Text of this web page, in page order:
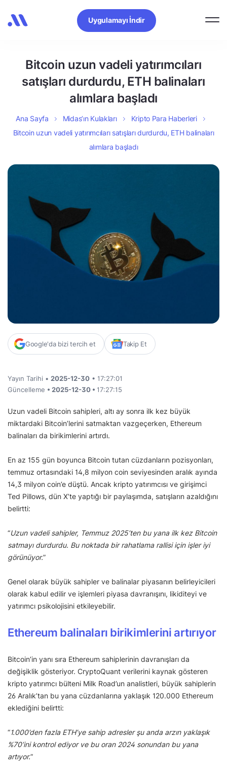
Uygulamayı İndir
Bitcoin uzun vadeli yatırımcıları
satışları durdurdu, ETH balinaları
alımlara başladı
Ana Sayfa Midas’ın Kulakları
Kripto Para Haberleri
Bitcoin uzun vadeli yatırımcıları satışları durdurdu, ETH balinaları
alımlara başladı
Google'da bizi tercih et Takip Et
Yayın Tarihi • 2025-12-30 • 17:27:01
Güncelleme • 2025-12-30 • 17:27:15
Uzun vadeli Bitcoin sahipleri, altı ay sonra ilk kez büyük
miktardaki Bitcoin’lerini satmaktan vazgeçerken, Ethereum
balinaları da birikimlerini artırdı.
En az 155 gün boyunca Bitcoin tutan cüzdanların pozisyonları,
temmuz ortasındaki 14,8 milyon coin seviyesinden aralık ayında
14,3 milyon coin’e düştü. Ancak kripto yatırımcısı ve girişimci
Ted Pillows, dün X’te yaptığı bir paylaşımda, satışların azaldığını
belirtti:
“Uzun vadeli sahipler, Temmuz 2025’ten bu yana ilk kez Bitcoin
satmayı durdurdu. Bu noktada bir rahatlama rallisi için işler iyi
görünüyor.”
Genel olarak büyük sahipler ve balinalar piyasanın belirleyicileri
olarak kabul edilir ve işlemleri piyasa davranışını, likiditeyi ve
yatırımcı psikolojisini etkileyebilir.
Ethereum balinaları birikimlerini artırıyor
Bitcoin’in yanı sıra Ethereum sahiplerinin davranışları da
değişiklik gösteriyor. CryptoQuant verilerini kaynak gösteren
kripto yatırımcı bülteni Milk Road’un analistleri, büyük sahiplerin
26 Aralık’tan bu yana cüzdanlarına yaklaşık 120.000 Ethereum
eklediğini belirtti:
“1.000’den fazla ETH’ye sahip adresler şu anda arzın yaklaşık
%70’ini kontrol ediyor ve bu oran 2024 sonundan bu yana
artıyor.”